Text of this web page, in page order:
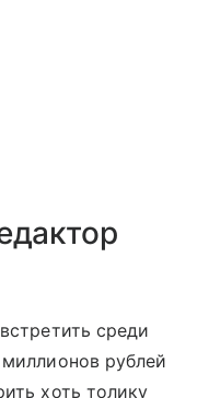
среди
рублей
хоть толику